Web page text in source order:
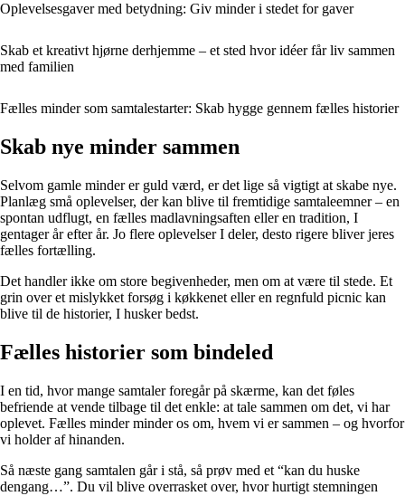
Oplevelsesgaver med betydning: Giv minder i stedet for gaver
Skab et kreativt hjørne derhjemme – et sted hvor idéer får liv sammen
med familien
Fælles minder som samtalestarter: Skab hygge gennem fælles historier
Skab nye minder sammen
Selvom gamle minder er guld værd, er det lige så vigtigt at skabe nye.
Planlæg små oplevelser, der kan blive til fremtidige samtaleemner – en
spontan udflugt, en fælles madlavningsaften eller en tradition, I
gentager år efter år. Jo flere oplevelser I deler, desto rigere bliver jeres
fælles fortælling.
Det handler ikke om store begivenheder, men om at være til stede. Et
grin over et mislykket forsøg i køkkenet eller en regnfuld picnic kan
blive til de historier, I husker bedst.
Fælles historier som bindeled
I en tid, hvor mange samtaler foregår på skærme, kan det føles
befriende at vende tilbage til det enkle: at tale sammen om det, vi har
oplevet. Fælles minder minder os om, hvem vi er sammen – og hvorfor
vi holder af hinanden.
Så næste gang samtalen går i stå, så prøv med et “kan du huske
dengang…”. Du vil blive overrasket over, hvor hurtigt stemningen